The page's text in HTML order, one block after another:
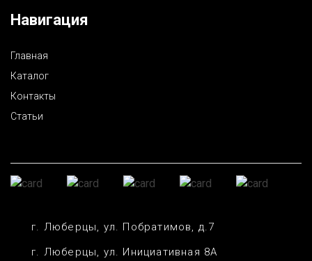
Навигация
Главная
Каталог
Контакты
Статьи
г. Люберцы, ул. Побратимов, д.7
г. Люберцы, ул. Инициативная 8А